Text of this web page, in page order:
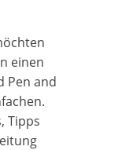
einen
Pen and
Tipps